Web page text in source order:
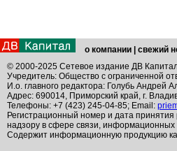
о компании свежий
© 2000-2025 Сетевое издание ДВ
Учредитель: Общество с ограниченной
И.о. главного редактора: Голубь Андрей
Адрес: 690014, Приморский край, г.
Телефоны: +7 (423) 245-04-85; Email:
Регистрационный номер и дата
надзору в сфере связи, информационных
Содержит информационную продукцию